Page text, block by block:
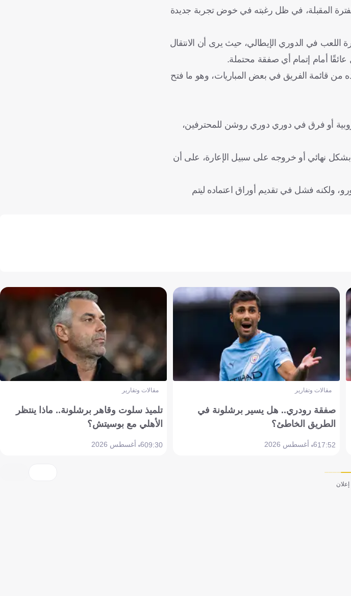
المقبلة، في ظل رغبته في خوض تجربة جديدة
اللعب في الدوري الإيطالي، حيث يرى أن الانتقال
أمام إتمام أي صفقة محتملة.
من قائمة الفريق في بعض المباريات، وهو ما فتح
أو فرق في دوري دوري روشن للمحترفين،
بشكل نهائي أو خروجه على سبيل الإعارة، على أن
الهلال خلال الصيف الماضي، قادمًا من ليفربول، مقابل 52 مليون يورو، ولكنه فشل في تقديم أوراق اعتماده ليتم
مقالات وتقارير
صفقة رودري.. هل يسير برشلونة في
الطريق الخاطئ؟
17:526 أغسطس 2026
مقالات وتقارير
تلميذ سلوت وقاهر برشلونة.. ماذا ينتظر
الأهلي مع بوسيتش؟
09:306 أغسطس 2026
إعلان